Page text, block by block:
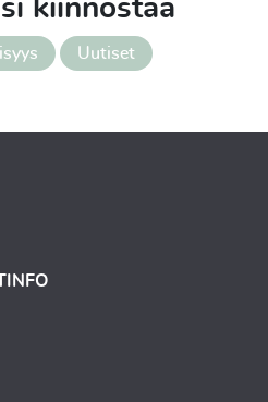
kiinnostaa
Uutiset